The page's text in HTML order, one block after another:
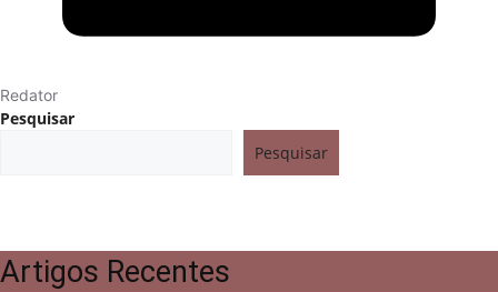
Redator
Pesquisar
Pesquisar
Artigos Recentes